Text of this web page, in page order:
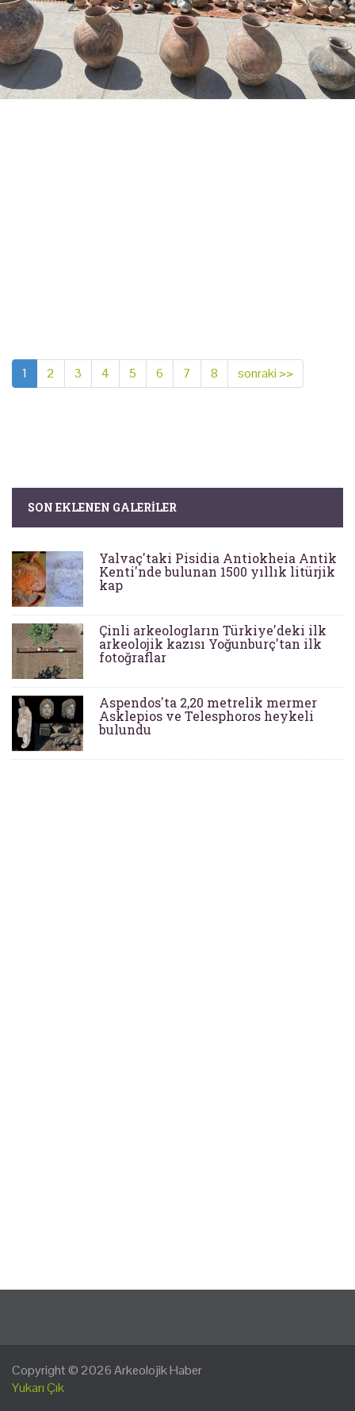
1 2 3 4 5 6 7 8 sonraki >>
SON EKLENEN GALERILER
Yalvaç'taki Pisidia Antiokheia Antik
Kenti'nde bulunan 1500 yıllık litürjik
kap
Çinli arkeologların Türkiye'deki ilk
arkeolojik kazısı Yoğunburç'tan ilk
fotoğraflar
Aspendos'ta 2,20 metrelik mermer
Asklepios ve Telesphoros heykeli
bulundu
Copyright © 2026Arkeolojik Haber
Yukarı Çık